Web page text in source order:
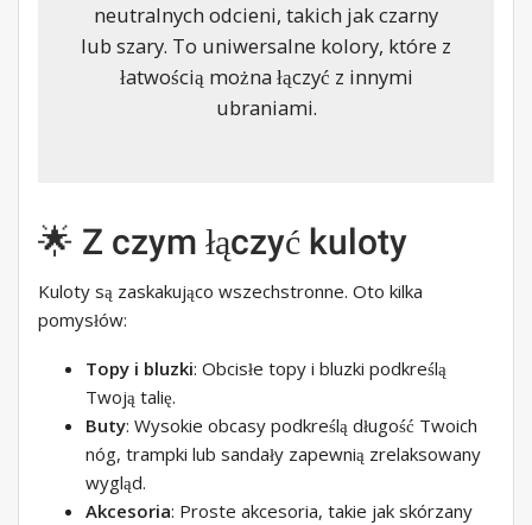
neutralnych odcieni, takich jak czarny
lub szary. To uniwersalne kolory, które z
łatwością można łączyć z innymi
ubraniami.
🌟 Z czym łączyć kuloty
Kuloty są zaskakująco wszechstronne. Oto kilka
pomysłów:
Topy i bluzki: Obcisłe topy i bluzki podkreślą
Twoją talię.
Buty: Wysokie obcasy podkreślą długość Twoich
nóg, trampki lub sandały zapewnią zrelaksowany
wygląd.
Akcesoria: Proste akcesoria, takie jak skórzany